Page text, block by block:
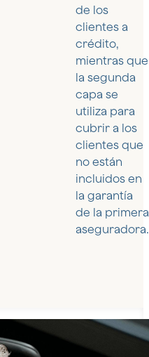
de los
clientes a
crédito,
mientras que
la segunda
capa se
utiliza para
cubrir a los
clientes que
no están
incluidos en
la garantía
de la primera
aseguradora.